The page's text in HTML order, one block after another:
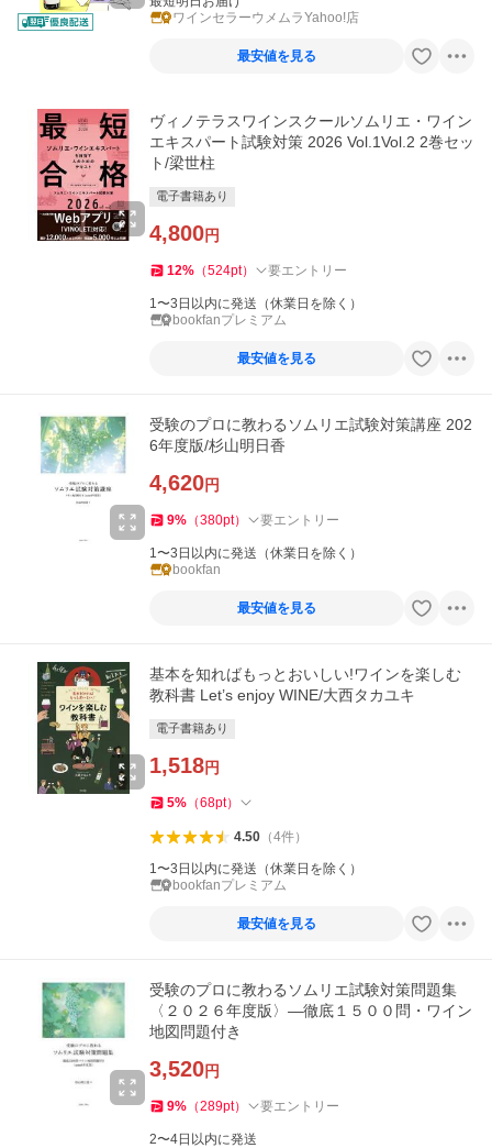
ワインセラーウメムラYahoo!店
最安値を見る
ヴィノテラスワインスクールソムリエ・ワイン
エキスパート試験対策 2026 Vol.1Vol.2 2巻セッ
ト/梁世柱
電子書籍あり
4,800円
12% （524pt） 要エントリー
1〜3日以内に発送（休業日を除く）
bookfanプレミアム
最安値を見る
受験のプロに教わるソムリエ試験対策講座 202
6年度版/杉山明日香
4,620円
9% （380pt） 要エントリー
1〜3日以内に発送（休業日を除く）
bookfan
最安値を見る
基本を知ればもっとおいしい!ワインを楽しむ
教科書 Let’s enjoy WINE/大西タカユキ
電子書籍あり
1,518円
5% （68pt）
4.50（4件）
1〜3日以内に発送（休業日を除く）
bookfanプレミアム
最安値を見る
受験のプロに教わるソムリエ試験対策問題集
〈２０２６年度版〉―徹底１５００問・ワイン
地図問題付き
3,520円
9% （289pt） 要エントリー
2〜4日以内に発送